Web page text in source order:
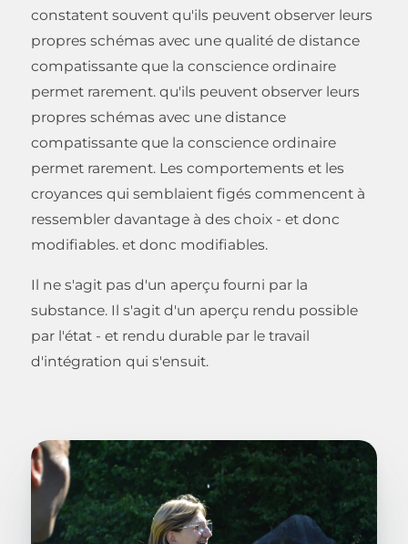
constatent souvent qu'ils peuvent observer leurs
propres schémas avec une qualité de distance
compatissante que la conscience ordinaire
permet rarement. qu'ils peuvent observer leurs
propres schémas avec une distance
compatissante que la conscience ordinaire
permet rarement. Les comportements et les
croyances qui semblaient figés commencent à
ressembler davantage à des choix - et donc
modifiables. et donc modifiables.
Il ne s'agit pas d'un aperçu fourni par la
substance. Il s'agit d'un aperçu rendu possible
par l'état - et rendu durable par le travail
d'intégration qui s'ensuit.